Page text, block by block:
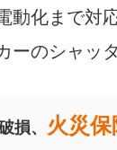
動化まで対
のシャッ
損、 火災保